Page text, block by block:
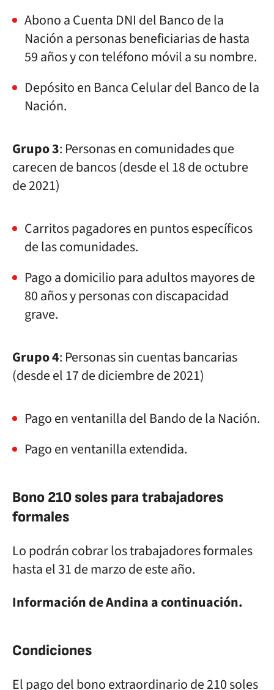
Abono a Cuenta DNI del Banco de la
Nación a personas beneficiarias de hasta
59 años y con teléfono móvil a su nombre.
Depósito en Banca Celular del Banco de la
Nación.
Grupo 3: Personas en comunidades que
carecen de bancos (desde el 18 de octubre
de 2021)
Carritos pagadores en puntos específicos
de las comunidades.
Pago a domicilio para adultos mayores de
80 años y personas con discapacidad
grave.
Grupo 4: Personas sin cuentas bancarias
(desde el 17 de diciembre de 2021)
Pago en ventanilla del Bando de la Nación.
Pago en ventanilla extendida.
Bono 210 soles para trabajadores
formales
Lo podrán cobrar los trabajadores formales
hasta el 31 de marzo de este año.
Información de Andina a continuación.
Condiciones
El pago del bono extraordinario de 210 soles